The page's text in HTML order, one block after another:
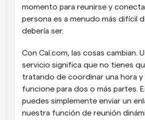
momento para reunirse y
persona es a menudo más difícil
debería ser.
Con Cal.com, las cosas cambian.
servicio significa que no tienes
tratando de coordinar una hora y
funcione para dos o más partes.
puedes simplemente enviar un